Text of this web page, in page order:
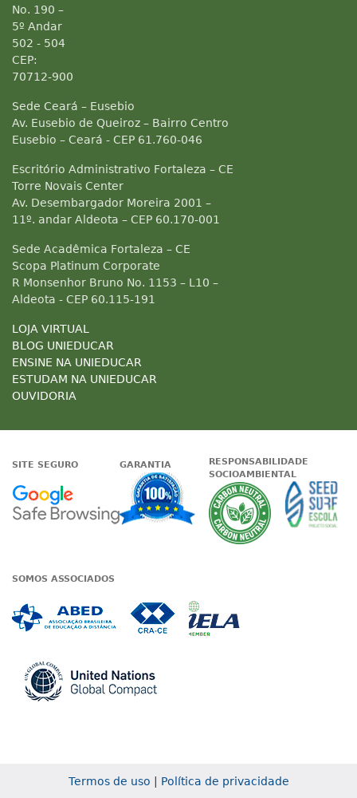
No. 190 –
5º Andar
502 - 504
CEP:
70712-900
Sede Ceará – Eusebio
Av. Eusebio de Queiroz – Bairro Centro
Eusebio – Ceará - CEP 61.760-046
Escritório Administrativo Fortaleza – CE
Torre Novais Center
Av. Desembargador Moreira 2001 –
11º. andar Aldeota – CEP 60.170-001
Sede Acadêmica Fortaleza – CE
Scopa Platinum Corporate
R Monsenhor Bruno No. 1153 – L10 –
Aldeota - CEP 60.115-191
LOJA VIRTUAL
BLOG UNIEDUCAR
ENSINE NA UNIEDUCAR
ESTUDAM NA UNIEDUCAR
OUVIDORIA
SITE SEGURO
Google - Status do site no
GARANTIA
Garantia de
RESPONSABILIDADE
SOCIOAMBIENTAL
A
SOMOS ASSOCIADOS
Termos de uso Política de privacidade